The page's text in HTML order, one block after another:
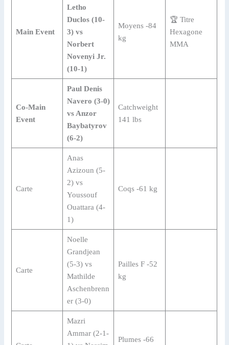
Main Event
Letho
Duclos (10-
3) vs
Norbert
Novenyi Jr.
(10-1)
Moyens -84
kg
🏆 Titre
Hexagone
MMA
Co-Main
Event
Paul Denis
Navero (3-0)
vs Anzor
Baybatyrov
(6-2)
Catchweight
141 lbs
Carte
Anas
Azizoun (5-
2) vs
Youssouf
Ouattara (4-
1)
Coqs -61 kg
Carte
Noelle
Grandjean
(5-3) vs
Mathilde
Aschenbrenn
er (3-0)
Pailles F -52
kg
Mazri
Ammar (2-1-
Plumes -66